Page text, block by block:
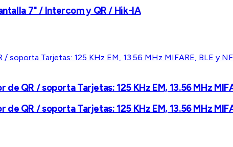
7" / Intercom y QR / Hik-IA
QR / soporta Tarjetas: 125 KHz EM, 13.56 MHz
QR / soporta Tarjetas: 125 KHz EM, 13.56 MHz